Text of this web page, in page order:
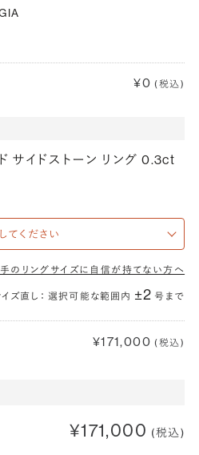
¥0 (税込)
サイドストーン リング 0.3ct
のリングサイズに自信が持てない方へ
イズ直し： 選択可能な範囲内 ±2 号まで
¥171,000 (税込)
¥171,000 (税込)